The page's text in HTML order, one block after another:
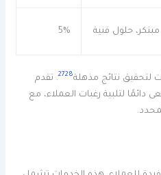
حلول فنية 5%
لتحقيق نتائج مذهلة 2728
. تقدم
لتلبية رغبات العملاء، مع